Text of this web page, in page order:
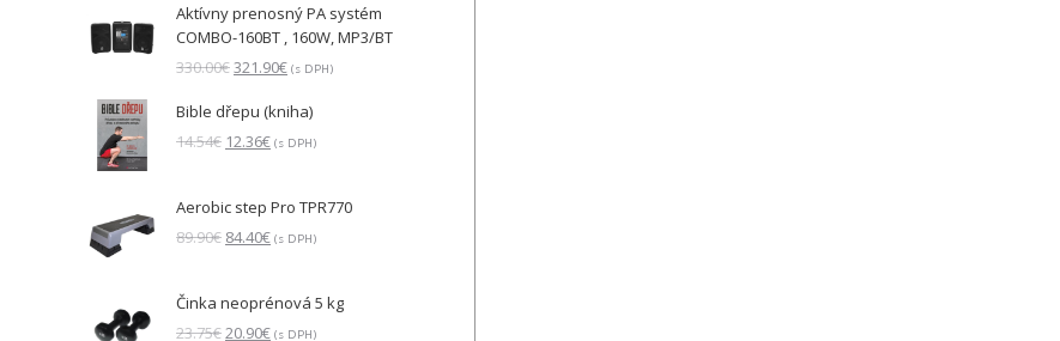
Aktívny prenosný PA systém
COMBO-160BT , 160W, MP3/BT
330.00€Pôvodná
bola:
330.00€.
321.90€Aktuálna
je:
321.90€.
(s DPH)
Bible dřepu (kniha)
14.54€ Pôvodná
14.54€.
12.36€Aktuálna
12.36€.
(s DPH)
Aerobic step Pro TPR770
89.90€ Pôvodná
89.90€.
84.40€Aktuálna
84.40€.
(s DPH)
Činka neoprénová 5 kg
23.75€ Pôvodná
20.90€Aktuálna
(s DPH)